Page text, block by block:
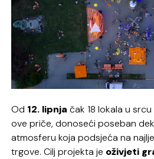
Od 12. lipnja čak 18 lokala u
ove priče, donoseći poseban
atmosferu koja podsjeća na
trgove. Cilj projekta je oživjeti